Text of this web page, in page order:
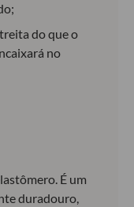
do que o
no
É um
duradouro,